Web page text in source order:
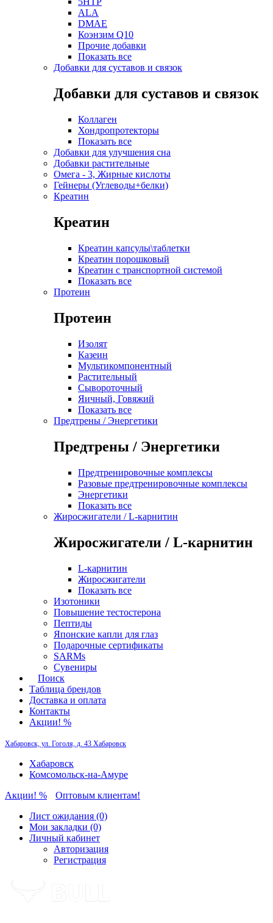
ALA
DMAE
Коэнзим Q10
Прочие добавки
Показать все
Добавки для суставов и связок
Добавки для суставов и связок
Коллаген
Хондропротекторы
Показать все
Добавки для улучшения сна
Добавки растительные
Омега - 3, Жирные кислоты
Гейнеры (Углеводы+белки)
Креатин
Креатин
Креатин капсулы\таблетки
Креатин порошковый
Креатин с транспортной системой
Показать все
Протеин
Протеин
Изолят
Казеин
Мультикомпонентный
Растительный
Сывороточный
Яичный, Говяжий
Показать все
Предтрены / Энергетики
Предтрены / Энергетики
Предтренировочные комплексы
Разовые предтренировочные комплексы
Энергетики
Показать все
Жиросжигатели / L-карнитин
Жиросжигатели / L-карнитин
L-карнитин
Жиросжигатели
Показать все
Изотоники
Повышение тестостерона
Пептиды
Японские капли для глаз
Подарочные сертификаты
SARMs
Сувениры
Поиск
Таблица брендов
Доставка и оплата
Контакты
Акции! %
Хабаровск, ул. Гоголя, д. 43 Хабаровск
Хабаровск
Комсомольск-на-Амуре
Акции! %
Оптовым клиентам!
Лист ожидания (0)
Мои закладки (0)
Личный кабинет
Авторизация
Регистрация